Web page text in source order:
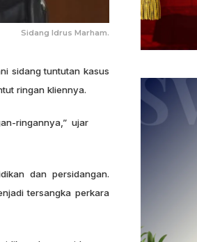
Sidang Idrus Marham.
sidang tuntutan kasus
ringan kliennya.
ringannya,” ujar
dan persidangan.
tersangka perkara